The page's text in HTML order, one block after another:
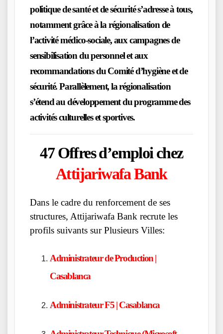
politique de santé et de sécurité s’adresse à tous,
notamment grâce à la régionalisation de
l’activité médico-sociale, aux campagnes de
sensibilisation du personnel et aux
recommandations du Comité d’hygiène et de
sécurité. Parallèlement, la régionalisation
s’étend au développement du programme des
activités culturelles et sportives.
47 Offres d’emploi chez
Attijariwafa Bank
Dans le cadre du renforcement de ses
structures, Attijariwafa Bank recrute les
profils suivants sur Plusieurs Villes:
Administrateur de Production |
Casablanca
Administrateur F5 | Casablanca